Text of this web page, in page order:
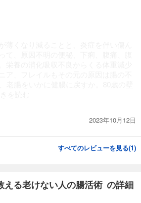
2023年10月12日
すべてのレビューを見る(1)
る老けない人の腸活術 の詳細